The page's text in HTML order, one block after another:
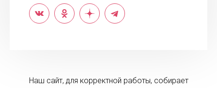
Наш сайт, для корректной работы, собирает